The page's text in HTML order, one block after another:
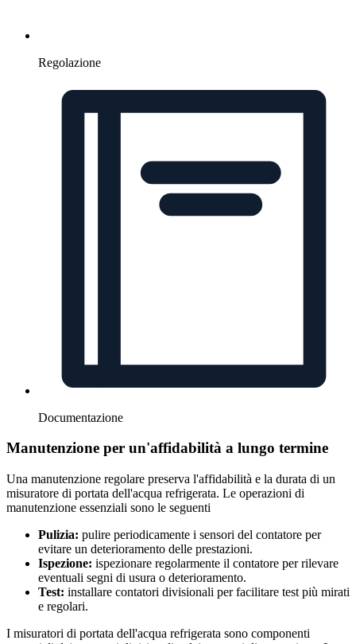
Regolazione
Documentazione
Manutenzione per un'affidabilità a lungo termine
Una manutenzione regolare preserva l'affidabilità e la durata di un
misuratore di portata dell'acqua refrigerata. Le operazioni di
manutenzione essenziali sono le seguenti
Pulizia: pulire periodicamente i sensori del contatore per
evitare un deterioramento delle prestazioni.
Ispezione: ispezionare regolarmente il contatore per rilevare
eventuali segni di usura o deterioramento.
Test: installare contatori divisionali per facilitare test più mirati
e regolari.
I misuratori di portata dell'acqua refrigerata sono componenti